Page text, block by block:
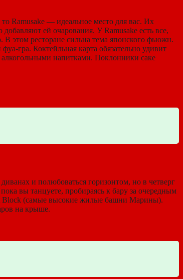
Ramusake — идеальное место для вас. Их
ей очарования. У Ramusake есть все,
этом ресторане сильна тема японского фьюжн.
гра. Коктейльная карта обязательно удивит
напитками. Поклонники саке
и полюбоваться горизонтом, но в четверг
вы танцуете, пробираясь к бару за очередным
Block (самые высокие жилые башни Марины).
на крыше.